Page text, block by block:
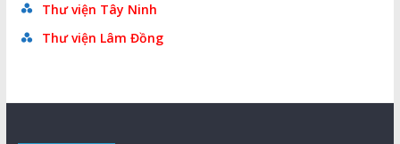
Thư viện Tây Ninh
Thư viện Lâm Đồng